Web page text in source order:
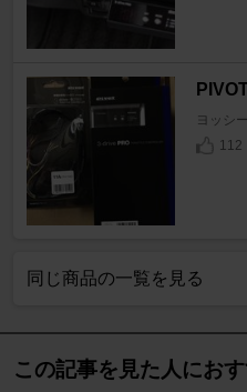
ヨッシ
112
同じ商品の一覧を見る
この記事を見た人にお